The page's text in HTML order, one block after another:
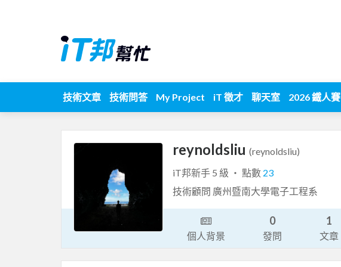
技術文章 技術問答 My Project iT 徵才 聊天室 2026 鐵人賽
reynoldsliu (reynoldsliu)
iT邦新手 5 級 ‧ 點數 23
技術顧問 廣州暨南大學電子工程系
個人背景
0
發問
1
文章